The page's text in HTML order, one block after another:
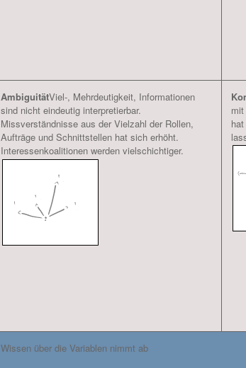
AmbiguitätViel-, Mehrdeutigkeit, Informationen
sind nicht eindeutig interpretierbar.
Missverständnisse aus der Vielzahl der Rollen,
Aufträge und Schnittstellen hat sich erhöht.
Interessenkoalitionen werden vielschichtiger.
Wissen über die Variablen nimmt ab